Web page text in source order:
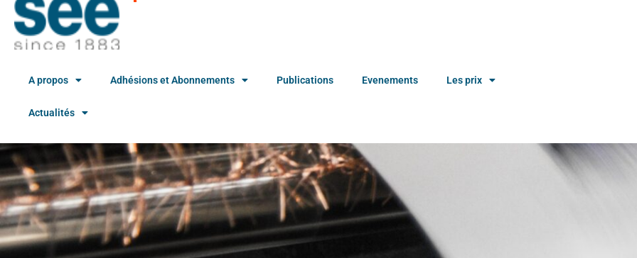
A propos Adhésions et Abonnements Publications Evenements Les prix
Actualités